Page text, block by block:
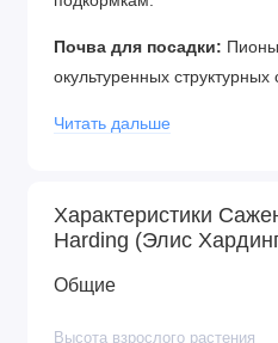
Почва для посадки:
окультуренных структурных
слабокислой реакции
удобрений добавляют
супесчаных почвах
Почва для пионов должна
Читать дальше
Характеристики
Harding (Элис
Общие
Высота взрослого растения